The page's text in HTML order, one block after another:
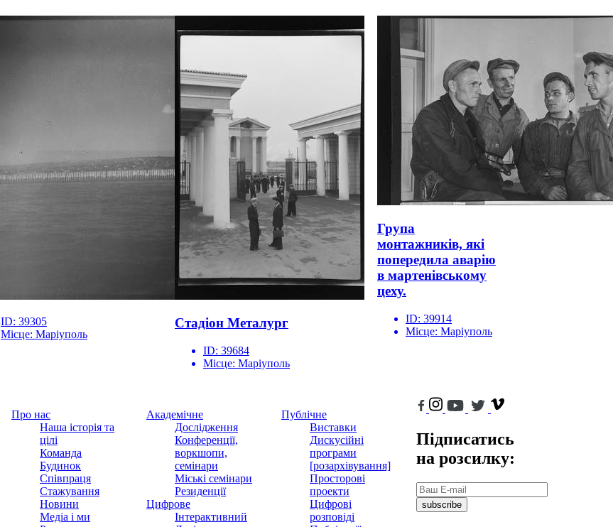
ID: 39305
Місце: Маріуполь
Стадіон Металург
ID: 39684
Місце: Маріуполь
Група
монтажників, які
попередила аварію
в мартенівському
цеху.
ID: 39914
Місце: Маріуполь
Про нас
Наша історія та
цілі
Команда
Будинок
Співпраця
Стажування
Новини
Медіа і ми
Академічне
Дослідження
Конференції,
воркшопи,
семінари
Міські семінари
Резиденції
Цифрове
Інтерактивний
Публічне
Виставки
Дискусійні
програми
[розархівування]
Просторові
проекти
Цифрові
розповіді
Підписатись
на розсилку:
subscribe